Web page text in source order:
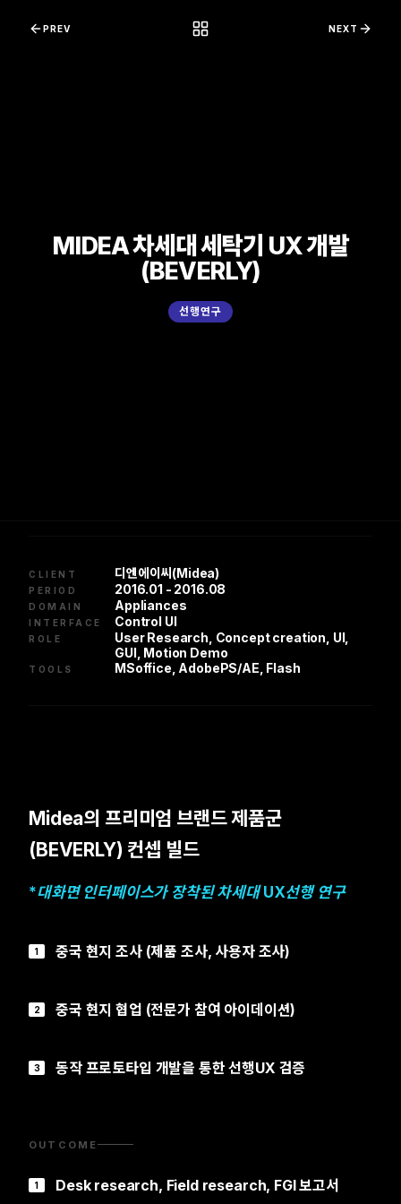
PREV NEXT
MIDEA 차세대 세탁기 UX 개발
(BEVERLY)
선행연구
CLIENT 디엔에이씨(Midea)
PERIOD 2016.01 - 2016.08
DOMAIN Appliances
INTERFACE Control UI
ROLE
User Research, Concept creation, UI,
GUI, Motion Demo
TOOLS MSoffice, AdobePS/AE, Flash
Midea의 프리미엄 브랜드 제품군
(BEVERLY) 컨셉 빌드
*대화면 인터페이스가 장착된 차세대 UX선행 연구
1 중국 현지 조사 (제품 조사, 사용자 조사)
2 중국 현지 협업 (전문가 참여 아이데이션)
3 동작 프로토타입 개발을 통한 선행UX 검증
OUTCOME
1 Desk research, Field research, FGI 보고서